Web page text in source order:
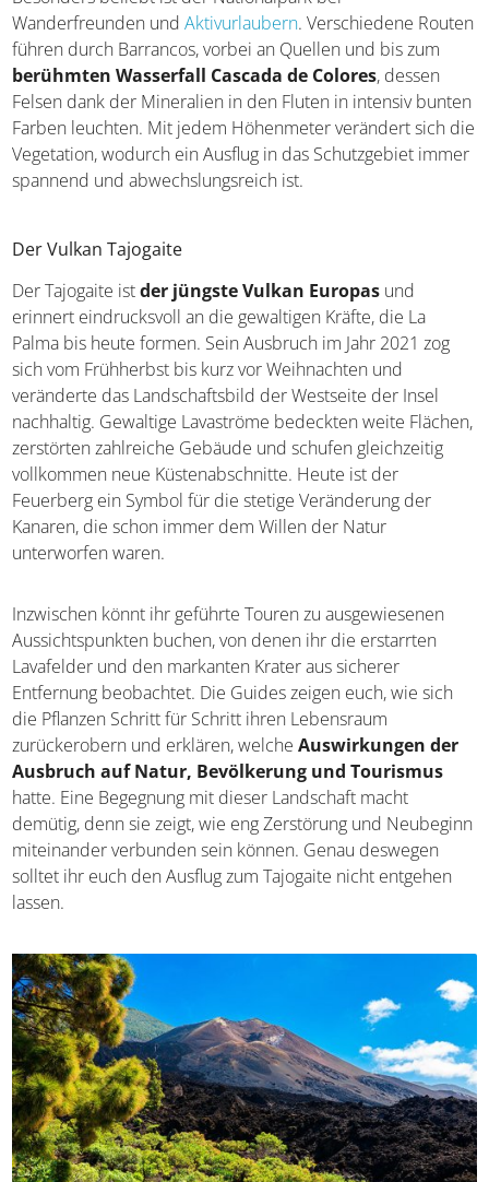
Wanderfreunden undAktivurlaubern. Verschiedene Routen
führen durch Barrancos, vorbei an Quellen und bis zum
berühmten Wasserfall Cascada de Colores, dessen
Felsen dank der Mineralien in den Fluten in intensiv bunten
Farben leuchten. Mit jedem Höhenmeter verändert sich die
Vegetation, wodurch ein Ausflug in das Schutzgebiet immer
spannend und abwechslungsreich ist.
Der Vulkan Tajogaite
Der Tajogaite istder jüngste Vulkan Europas und
erinnert eindrucksvoll an die gewaltigen Kräfte, die La
Palma bis heute formen. Sein Ausbruch im Jahr 2021 zog
sich vom Frühherbst bis kurz vor Weihnachten und
veränderte das Landschaftsbild der Westseite der Insel
nachhaltig. Gewaltige Lavaströme bedeckten weite Flächen,
zerstörten zahlreiche Gebäude und schufen gleichzeitig
vollkommen neue Küstenabschnitte. Heute ist der
Feuerberg ein Symbol für die stetige Veränderung der
Kanaren, die schon immer dem Willen der Natur
unterworfen waren.
Inzwischen könnt ihr geführte Touren zu ausgewiesenen
Aussichtspunkten buchen, von denen ihr die erstarrten
Lavafelder und den markanten Krater aus sicherer
Entfernung beobachtet. Die Guides zeigen euch, wie sich
die Pflanzen Schritt für Schritt ihren Lebensraum
zurückerobern und erklären, welcheAuswirkungen der
Ausbruch auf Natur, Bevölkerung und Tourismus
hatte. Eine Begegnung mit dieser Landschaft macht
demütig, denn sie zeigt, wie eng Zerstörung und Neubeginn
miteinander verbunden sein können. Genau deswegen
solltet ihr euch den Ausflug zum Tajogaite nicht entgehen
lassen.